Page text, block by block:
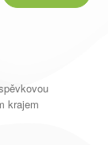
krajem